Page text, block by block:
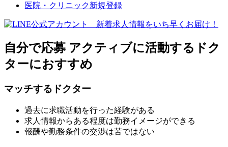
医院・クリニック新規登録
自分で応募 アクティブに活動するドク
ターにおすすめ
マッチするドクター
過去に求職活動を行った経験がある
求人情報からある程度は勤務イメージができる
報酬や勤務条件の交渉は苦ではない